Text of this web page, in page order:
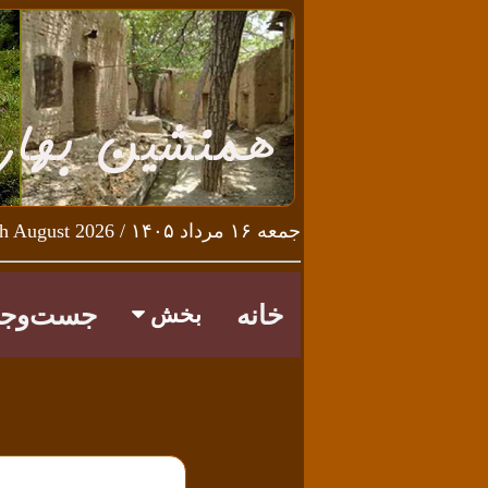
جمعه ۱۶ مرداد ۱۴۰۵ / Friday 7th August 2026
خانه بخش